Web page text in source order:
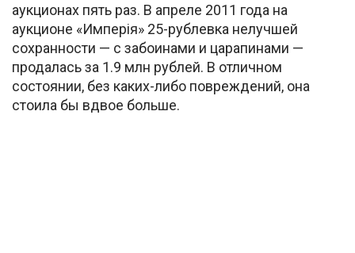
аукционах пять раз. В апреле 2011 года на
аукционе «Имперiя» 25-рублевка нелучшей
сохранности — с забоинами и царапинами —
продалась за 1.9 млн рублей. В отличном
состоянии, без каких-либо повреждений, она
стоила бы вдвое больше.